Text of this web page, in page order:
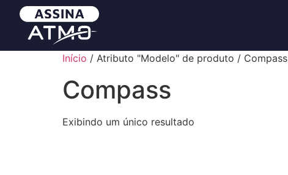
Início / Atributo "Modelo" de produto / Compass
Compass
Exibindo um único resultado